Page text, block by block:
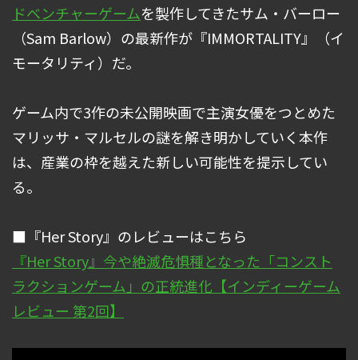
ドベンチャーゲームを製作してきたサム・バーロー
（Sam Barlow）の最新作が『IMMORTALITY』（イ
モータリティ）だ。
ゲーム内で3作の未公開映画で主演女優をつとめた
マリッサ・マルセルの謎を解き明かしていく本作
は、産業の枠を越えた新しい可能性を提示してい
る。
■『Her Story』のレビューはこちら
『Her Story』今や絶滅危惧種となった「コンスト
ラクションゲーム」の正統進化【インディーゲーム
レビュー 第2回】